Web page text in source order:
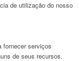
de utilização do nosso
fornecer serviços
de seus recursos.